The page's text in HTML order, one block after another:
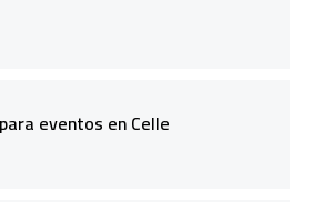
eventos en Celle